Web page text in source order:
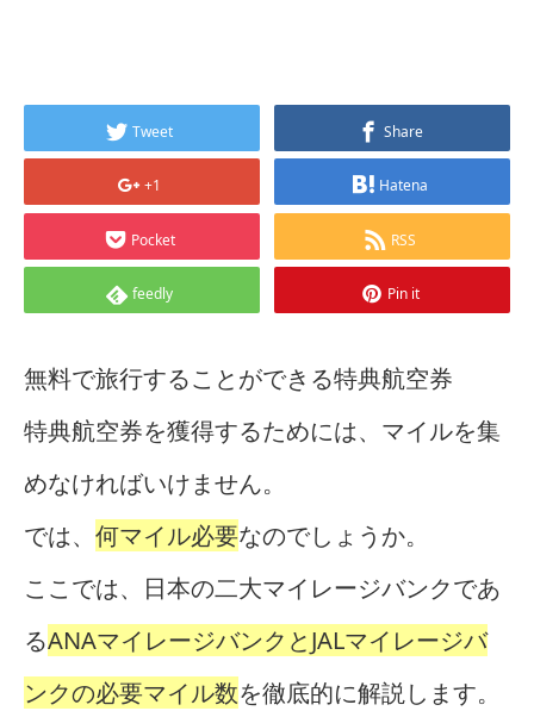
Tweet Share
+1 Hatena
Pocket RSS
feedly Pin it
無料で旅行することができる特典航空券
特典航空券を獲得するためには、マイルを集
めなければいけません。
では、 何マイル必要なのでしょうか。
ここでは、日本の二大マイレージバンクであ
るANAマイレージバンクとJALマイレージバ
ンクの必要マイル数を徹底的に解説します。